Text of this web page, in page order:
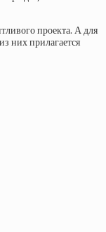
проекта. А для
них прилагается